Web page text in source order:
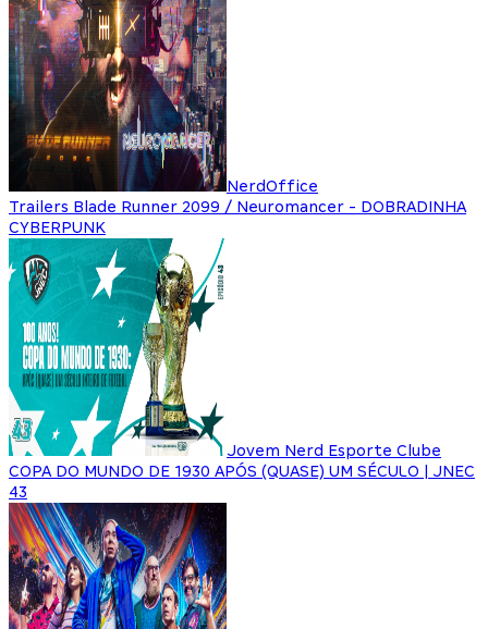
NerdOffice
Trailers Blade Runner 2099 / Neuromancer - DOBRADINHA
CYBERPUNK
Jovem Nerd Esporte Clube
COPA DO MUNDO DE 1930 APÓS (QUASE) UM SÉCULO | JNEC
43